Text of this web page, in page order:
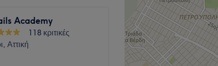
Academy
118 κριτικές
Αττική